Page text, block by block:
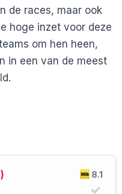
de races, maar ook
hoge inzet voor deze
om hen heen,
in een van de meest
8.1